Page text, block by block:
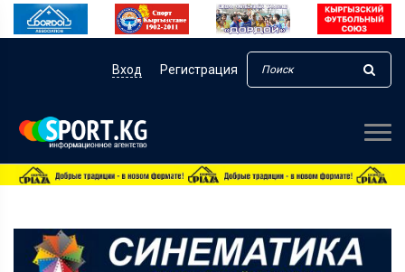
Вход Регистрация